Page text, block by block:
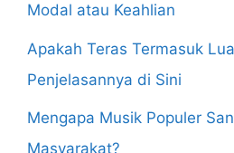
Modal atau Keahlian
Apakah Teras Termasuk
Penjelasannya di Sini
Mengapa Musik Populer
Masyarakat?